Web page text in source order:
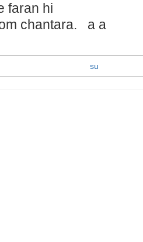
faran hi
chantara. a a
su